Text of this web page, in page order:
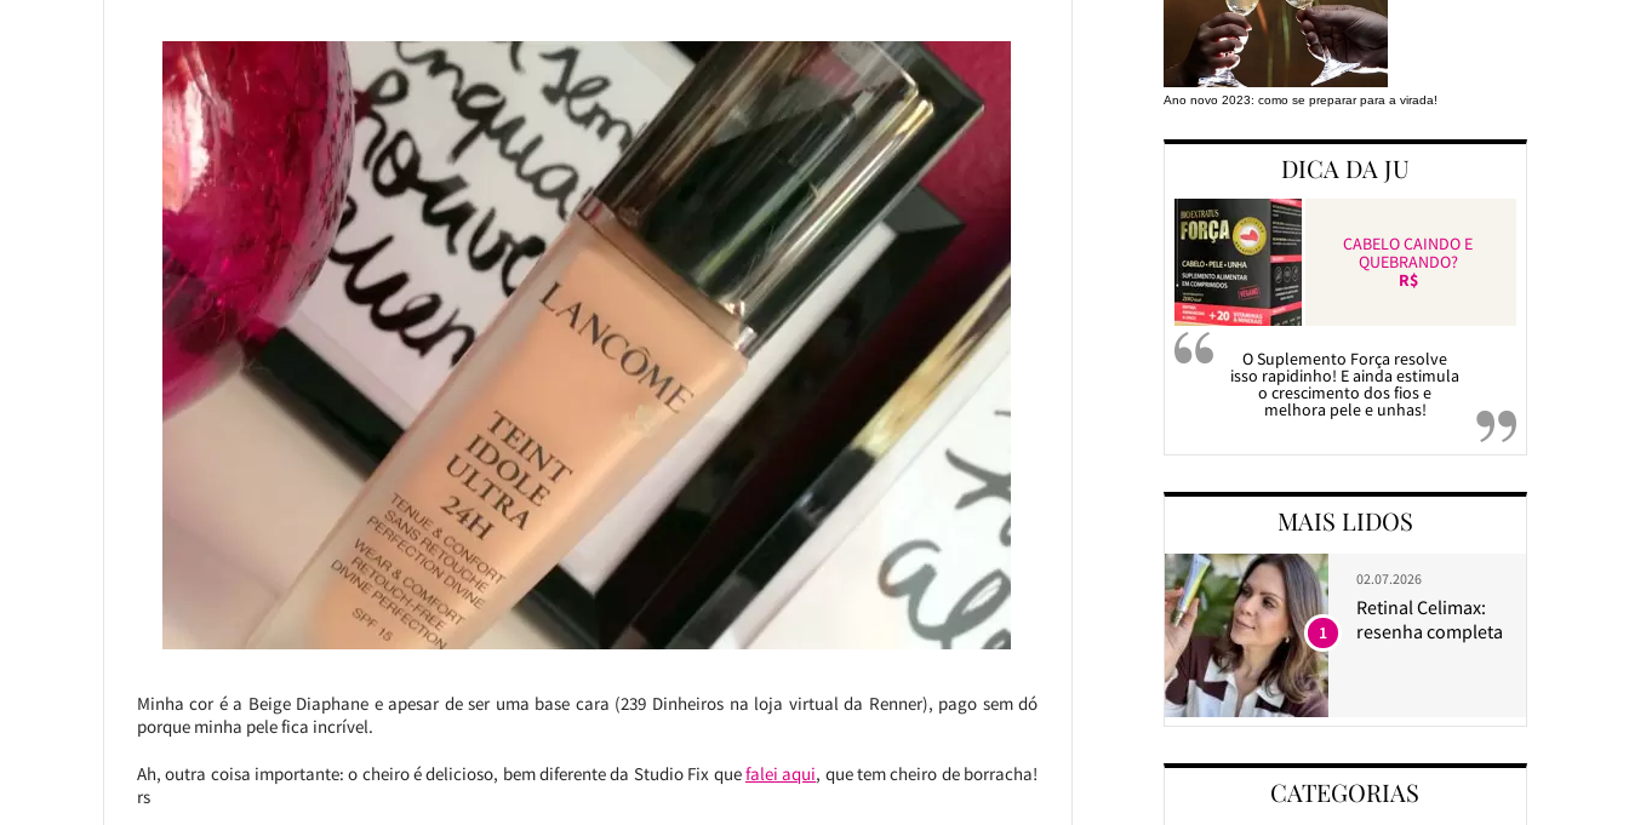
Minha cor é a Beige Diaphane e apesar de ser uma base cara (239 Dinheiros na loja virtual da Renner), pago sem dó
porque minha pele fica incrível.
Ah, outra coisa importante: o cheiro é delicioso, bem diferente da Studio Fix quefalei aqui, que tem cheiro de borracha!
rs
Ano novo 2023: como se preparar para a virada!
DICA DA JU
CABELO CAINDO E
QUEBRANDO?
R$
O Suplemento Força resolve
isso rapidinho! E ainda estimula
o crescimento dos fios e
melhora pele e unhas!
MAIS LIDOS
02.07.2026
Retinal Celimax:
resenha completa
1
CATEGORIAS